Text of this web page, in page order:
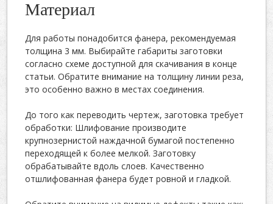
Материал
Для работы понадобится фанера, рекомендуемая
толщина 3 мм. Выбирайте габариты заготовки
согласно схеме доступной для скачивания в конце
статьи. Обратите внимание на толщину линии реза,
это особенно важно в местах соединения.
До того как переводить чертеж, заготовка требует
обработки: Шлифование производите
крупнозернистой наждачной бумагой постепенно
переходящей к более мелкой. Заготовку
обрабатывайте вдоль слоев. Качественно
отшлифованная фанера будет ровной и гладкой.